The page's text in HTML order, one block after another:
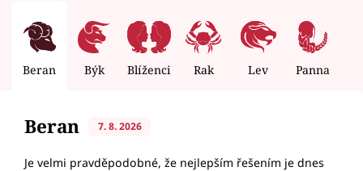
Beran Býk Blíženci Rak Lev Panna
Beran 7. 8. 2026
Je velmi pravděpodobné, že nejlepším řešením je dnes